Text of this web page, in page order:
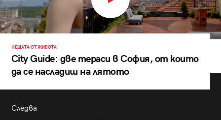
НЕЩАТА ОТ ЖИВОТА
City Guide: две тераси в София, от които
да се насладиш на лятото
Следва